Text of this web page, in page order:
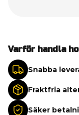
Varför handla
Snabba
Fraktfria
Säker